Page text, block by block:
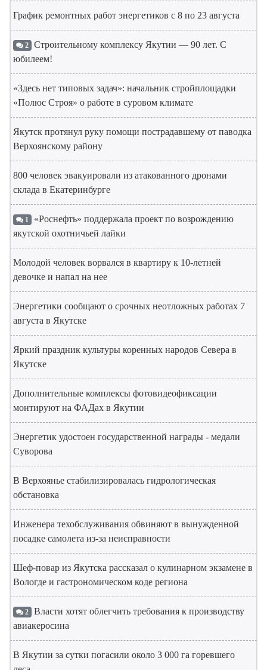
График ремонтных работ энергетиков с 8 по 23 августа
2 Строительному комплексу Якутии — 90 лет. С
юбилеем!
«Здесь нет типовых задач»: начальник стройплощадки
«Полюс Строя» о работе в суровом климате
Якутск протянул руку помощи пострадавшему от паводка
Верхоянскому району
800 человек эвакуировали из атакованного дронами
склада в Екатеринбурге
1 «Роснефть» поддержала проект по возрождению
якутской охотничьей лайки
Молодой человек ворвался в квартиру к 10-летней
девочке и напал на нее
Энергетики сообщают о срочных неотложных работах 7
августа в Якутске
Яркий праздник культуры коренных народов Севера в
Якутске
Дополнительные комплексы фотовидеофиксации
монтируют на ФАДах в Якутии
Энергетик удостоен государственной награды - медали
Суворова
В Верхоянье стабилизировалась гидрологическая
обстановка
Инженера техобслуживания обвиняют в вынужденной
посадке самолета из-за неисправности
Шеф-повар из Якутска рассказал о кулинарном экзамене в
Вологде и гастрономическом коде региона
2 Власти хотят облегчить требования к производству
авиакеросина
В Якутии за сутки погасили около 3 000 га горевшего